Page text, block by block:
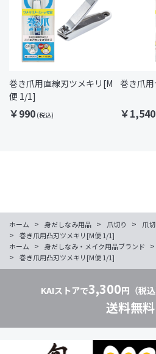
巻き爪用直線刃ツメキリ[M
便 1/1]
￥990
巻き爪
￥1,540
ホーム > 身だしなみ用品 > 爪切り > 爪
>
巻き爪用凸刃ツメキリ[M便 1/1]
ホーム
> 身だしなみ・メイク用品ブランド >
> 巻き爪用凸刃ツメキリ[M便 1/1]
KAIストアで3,300円（税
送料無料